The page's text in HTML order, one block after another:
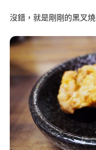
沒錯，就是剛剛的黑叉